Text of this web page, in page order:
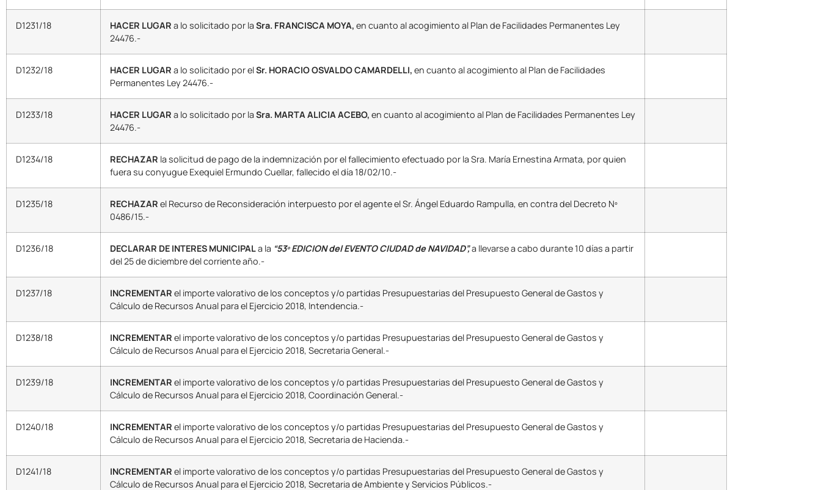
D1231/18 HACER LUGAR a lo solicitado por laSra. FRANCISCA MOYA, en cuanto al acogimiento al Plan de Facilidades Permanentes Ley
24476.-
D1232/18 HACER LUGAR a lo solicitado por elSr. HORACIO OSVALDO CAMARDELLI, en cuanto al acogimiento al Plan de Facilidades
Permanentes Ley 24476.-
D1233/18 HACER LUGAR a lo solicitado por laSra. MARTA ALICIA ACEBO, en cuanto al acogimiento al Plan de Facilidades Permanentes Ley
24476.-
D1234/18 RECHAZAR la solicitud de pago de la indemnización por el fallecimiento efectuado por la Sra. María Ernestina Armata, por quien
fuera su conyugue Exequiel Ermundo Cuellar, fallecido el día 18/02/10.-
D1235/18 RECHAZAR el Recurso de Reconsideración interpuesto por el agente el Sr. Ángel Eduardo Rampulla, en contra del Decreto Nº
0486/15.-
D1236/18 DECLARAR DE INTERES MUNICIPALa la “53º EDICION del EVENTO CIUDAD de NAVIDAD”,a llevarse a cabo durante 10 días a partir
del 25 de diciembre del corriente año.-
D1237/18 INCREMENTAR el importe valorativo de los conceptos y/o partidas Presupuestarias del Presupuesto General de Gastos y
Cálculo de Recursos Anual para el Ejercicio 2018, Intendencia.-
D1238/18 INCREMENTAR el importe valorativo de los conceptos y/o partidas Presupuestarias del Presupuesto General de Gastos y
Cálculo de Recursos Anual para el Ejercicio 2018, Secretaria General.-
D1239/18 INCREMENTAR el importe valorativo de los conceptos y/o partidas Presupuestarias del Presupuesto General de Gastos y
Cálculo de Recursos Anual para el Ejercicio 2018, Coordinación General.-
D1240/18 INCREMENTAR el importe valorativo de los conceptos y/o partidas Presupuestarias del Presupuesto General de Gastos y
Cálculo de Recursos Anual para el Ejercicio 2018, Secretaria de Hacienda.-
D1241/18 INCREMENTAR el importe valorativo de los conceptos y/o partidas Presupuestarias del Presupuesto General de Gastos y
Cálculo de Recursos Anual para el Ejercicio 2018, Secretaria de Ambiente y Servicios Públicos.-